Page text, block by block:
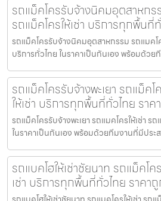
รถแม็คโครรับจ้างนิคมอุตสาหกร
รถแม็คโครให้เช่า บริการทุกพื้นที่
รถแม็คโครรับจ้างนิคมอุตสาหกรรม รถแมคโ
บริการทั่วไทย ในราคาเป็นกันเอง พร้อมด้ว
รถแม็คโครรับจ้างพะเยา รถแม็ค
ให้เช่า บริการทุกพื้นที่ทั่วไทย ราค
รถแม็คโครรับจ้างพะเยา รถแมคโครให้เช่า ร
ในราคาเป็นกันเอง พร้อมด้วยทีมงานที่มีประ
รถแบคโฮให้เช่าชัยนาท รถแม็คโ
เช่า บริการทุกพื้นที่ทั่วไทย ราคา